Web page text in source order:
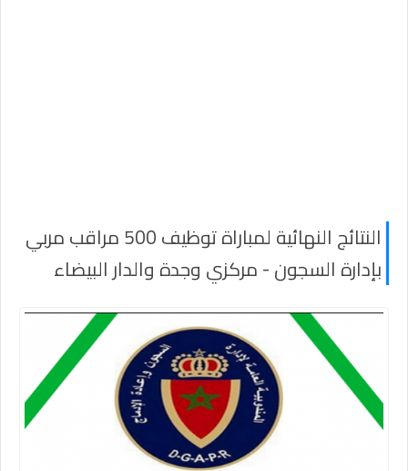
النتائج النهائية لمباراة توظيف 500 مراقب مربي
بإدارة السجون - مركزي وجدة والدار البيضاء